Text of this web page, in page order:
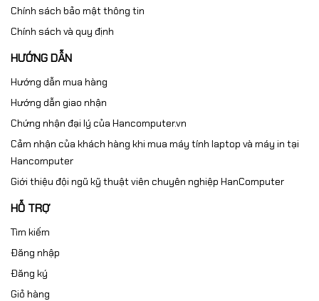
Chính sách bảo mật thông tin
Chính sách và quy định
HƯỚNG DẪN
Hướng dẫn mua hàng
Hướng dẫn giao nhận
Chứng nhận đại lý của Hancomputer.vn
Cảm nhận của khách hàng khi mua máy tính laptop và máy in tại
Hancomputer
Giới thiệu đội ngũ kỹ thuật viên chuyên nghiệp HanComputer
HỖ TRỢ
Tìm kiếm
Đăng nhập
Đăng ký
Giỏ hàng